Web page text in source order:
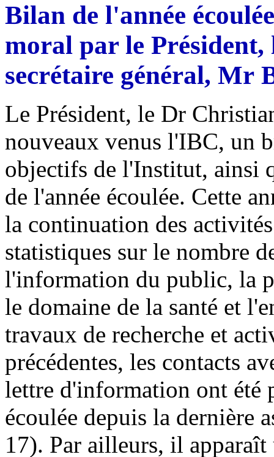
Bilan de l'année
moral par le Président,
secrétaire général, Mr
Le Président, le Dr
nouveaux venus l'IBC, un
objectifs de l'Institut, ainsi
de l'année écoulée. Cette
la continuation des
statistiques sur le nombre
l'information du public, la
le domaine de la santé et
travaux de recherche et
précédentes, les contacts
lettre d'information ont été
écoulée depuis la dernière
17). Par ailleurs, il